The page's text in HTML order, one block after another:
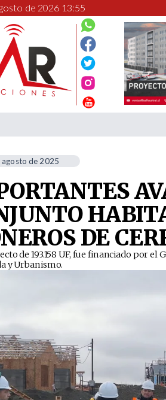
de 2026 13:55
agosto de 2025
DE
de 193.158 UF, fue financiado por
y Urbanismo.